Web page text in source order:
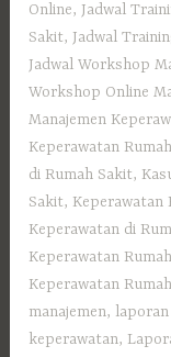
Online, Jadwal
Sakit, Jadwal
Jadwal Workshop
Workshop Online
Manajemen
Keperawatan
di Rumah Sakit,
Sakit, Keperawatan
Keperawatan di
Keperawatan
Keperawatan
manajemen,
keperawatan,